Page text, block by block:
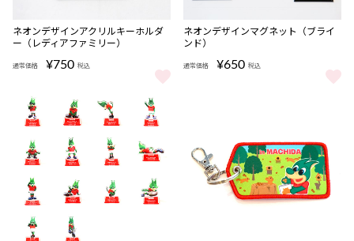
ネオンデザインアクリルキーホルダ
ー（レディアファミリー）
通常価格 ¥750 税込
ネオンデザインアクリルキーホルダー（レディアファミリー） をも
ネオンデザインマグネット（ブライ
ンド）
通常価格 ¥650 税込
ネオンデザインマグネット（ブ